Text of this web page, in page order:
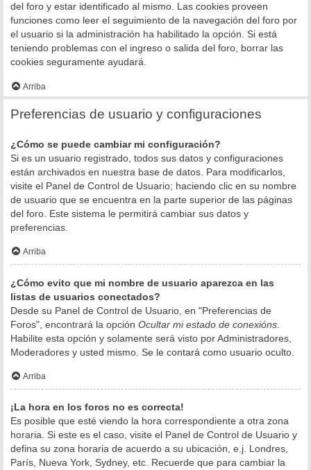
del foro y estar identificado al mismo. Las cookies proveen
funciones como leer el seguimiento de la navegación del foro por
el usuario si la administración ha habilitado la opción. Si está
teniendo problemas con el ingreso o salida del foro, borrar las
cookies seguramente ayudará.
Arriba
Preferencias de usuario y configuraciones
¿Cómo se puede cambiar mi configuración?
Si es un usuario registrado, todos sus datos y configuraciones
están archivados en nuestra base de datos. Para modificarlos,
visite el Panel de Control de Usuario; haciendo clic en su nombre
de usuario que se encuentra en la parte superior de las páginas
del foro. Este sistema le permitirá cambiar sus datos y
preferencias.
Arriba
¿Cómo evito que mi nombre de usuario aparezca en las
listas de usuarios conectados?
Desde su Panel de Control de Usuario, en "Preferencias de
Foros", encontrará la opción Ocultar mi estado de conexións
Habilite esta opción y solamente será visto por Administradores,
Moderadores y usted mismo. Se le contará como usuario oculto.
Arriba
¡La hora en los foros no es correcta!
Es posible que esté viendo la hora correspondiente a otra zona
horaria. Si este es el caso, visite el Panel de Control de Usuario y
defina su zona horaria de acuerdo a su ubicación, e.j. Londres,
París, Nueva York, Sydney, etc. Recuerde que para cambiar la